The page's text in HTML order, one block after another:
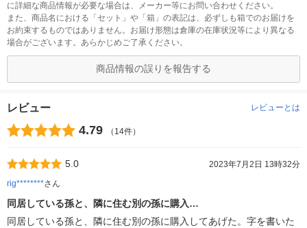
に詳細な商品情報が必要な場合は、メーカー等にお問い合わせください。
また、商品名における「セット」や「箱」の表記は、必ずしも箱でのお届けを
お約束するものではありません。お届け形態は倉庫の在庫状況等により異なる
場合がございます。あらかじめご了承ください。
商品情報の誤りを報告する
レビュー レビューとは
4.79 （14件）
5.0
2023年7月2日 13時32分
rig********さん
同居している孫と、隣に住む別の孫に購入…
同居している孫と、隣に住む別の孫に購入してあげた。字を書いた